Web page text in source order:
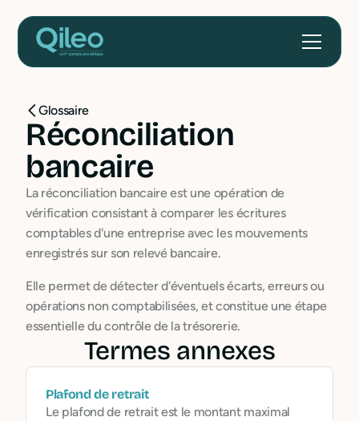
Glossaire
Réconciliation
bancaire
La réconciliation bancaire est une opération de
vérification consistant à comparer les écritures
comptables d'une entreprise avec les mouvements
enregistrés sur son relevé bancaire.
Elle permet de détecter d'éventuels écarts, erreurs ou
opérations non comptabilisées, et constitue une étape
essentielle du contrôle de la trésorerie.
Termes annexes
Plafond de retrait
Le plafond de retrait est le montant maximal